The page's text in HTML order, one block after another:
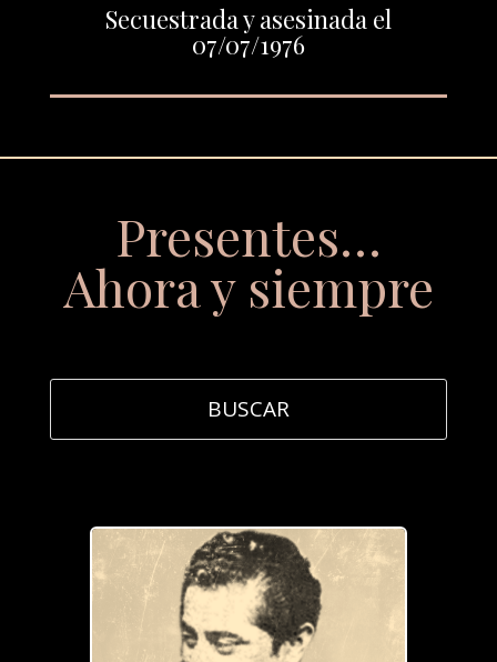
Secuestrada y asesinada el
07/07/1976
Presentes…
Ahora y siempre